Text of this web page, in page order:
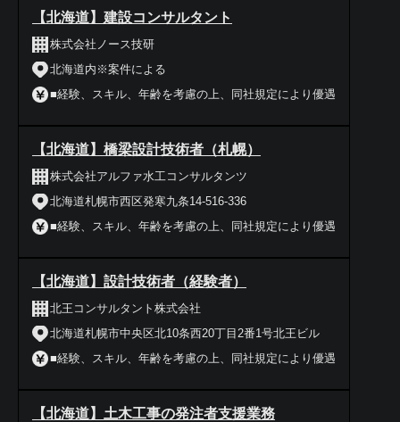
【北海道】建設コンサルタント
株式会社ノース技研
北海道内※案件による
■経験、スキル、年齢を考慮の上、同社規定により優遇
【北海道】橋梁設計技術者（札幌）
株式会社アルファ水工コンサルタンツ
北海道札幌市西区発寒九条14-516-336
■経験、スキル、年齢を考慮の上、同社規定により優遇
【北海道】設計技術者（経験者）
北王コンサルタント株式会社
北海道札幌市中央区北10条西20丁目2番1号北王ビル
■経験、スキル、年齢を考慮の上、同社規定により優遇
【北海道】土木工事の発注者支援業務